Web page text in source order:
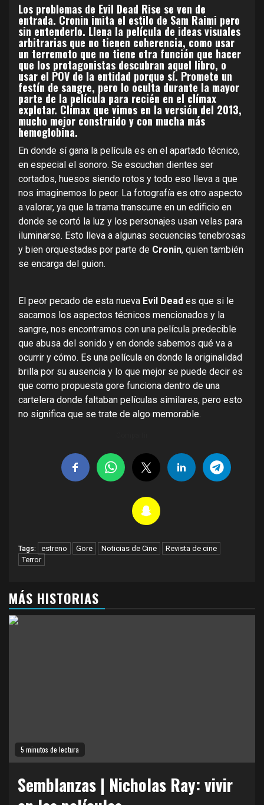
Los problemas de Evil Dead Rise se ven de
entrada. Cronin imita el estilo de Sam Raimi pero
sin entenderlo. Llena la película de ideas visuales
arbitrarias que no tienen coherencia, como usar
un terremoto que no tiene otra función que hacer
que los protagonistas descubran aquel libro, o
usar el POV de la entidad porque sí. Promete un
festín de sangre, pero lo oculta durante la mayor
parte de la película para recién en el clímax
explotar. Clímax que vimos en la versión del 2013,
mucho mejor construido y con mucha más
hemoglobina.
En donde sí gana la película es en el apartado técnico,
en especial el sonoro. Se escuchan dientes ser
cortados, huesos siendo rotos y todo eso lleva a que
nos imaginemos lo peor. La fotografía es otro aspecto
a valorar, ya que la trama transcurre en un edificio en
donde se cortó la luz y los personajes usan velas para
iluminarse. Esto lleva a algunas secuencias tenebrosas
y bien orquestadas por parte de Cronin, quien también
se encarga del guion.
El peor pecado de esta nueva Evil Dead es que si le
sacamos los aspectos técnicos mencionados y la
sangre, nos encontramos con una película predecible
que abusa del sonido y en donde sabemos qué va a
ocurrir y cómo. Es una película en donde la originalidad
brilla por su ausencia y lo que mejor se puede decir es
que como propuesta gore funciona dentro de una
cartelera donde faltaban películas similares, pero esto
no significa que se trate de algo memorable.
Tags: estreno Gore Noticias de Cine
Revista de cine
Terror
MÁS HISTORIAS
5 minutos de lectura
Semblanzas | Nicholas Ray: vivir